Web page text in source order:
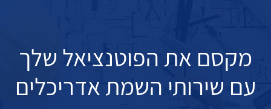
מקסם את הפוטנציאל שלך
עם שירותי השמת אדריכלים